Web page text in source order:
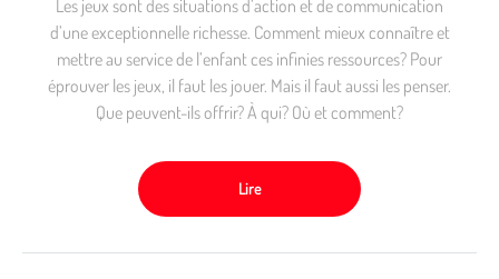
Les jeux sont des situations d’action et de communication
d’une exceptionnelle richesse. Comment mieux connaître et
mettre au service de l’enfant ces infinies ressources? Pour
éprouver les jeux, il faut les jouer. Mais il faut aussi les penser.
Que peuvent-ils offrir? À qui? Où et comment?
Lire